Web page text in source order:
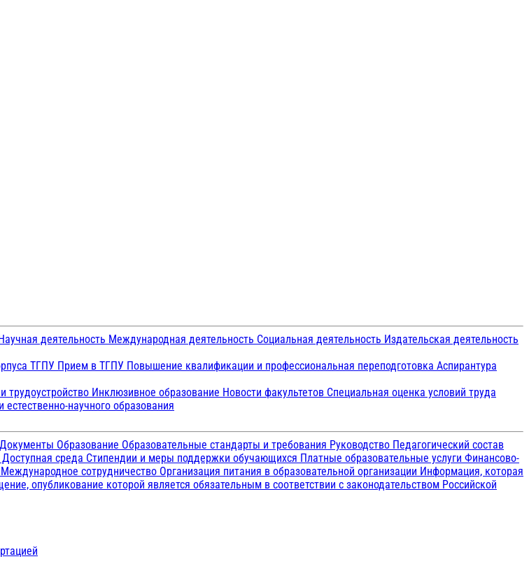
деятельность Международная деятельность Социальная деятельность Издательская деятельность
ТГПУ Прием в ТГПУ Повышение квалификации и профессиональная переподготовка Аспирантура
трудоустройство Инклюзивное образование Новости факультетов Специальная оценка условий труда
научного образования
Документы Образование Образовательные стандарты и требования Руководство Педагогический состав
среда Стипендии и меры поддержки обучающихся Платные образовательные услуги Финансово-
Международное сотрудничество Организация питания в образовательной организации Информация, которая
опубликование которой является обязательным в соответствии с законодательством Российской